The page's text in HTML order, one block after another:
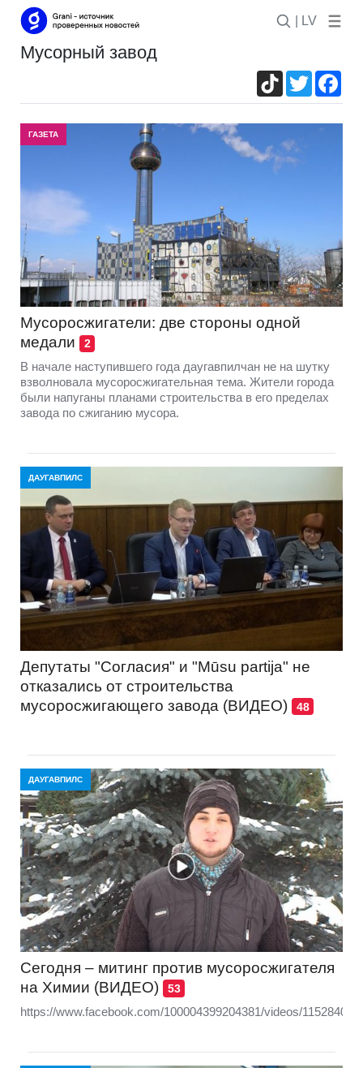
| LV
мусорный завод
TikTokTwitter
ГАЗЕТА
Мусоросжигатели: две стороны одной
медали
2
В начале наступившего года даугавпилчан не на шутку
взволновала мусоросжигательная тема. Жители города
были напуганы планами строительства в его пределах
завода по сжиганию мусора.
ДАУГАВПИЛС
Депутаты "Согласия" и "Mūsu partija" не
отказались от строительства
мусоросжигающего завода (ВИДЕО)
48
ДАУГАВПИЛС
Сегодня – митинг против мусоросжигателя
на Химии (ВИДЕО)
53
https://www.facebook.com/100004399204381/videos/